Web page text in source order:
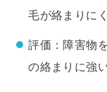
毛が絡まりに
評価：障害物
の絡まりに強